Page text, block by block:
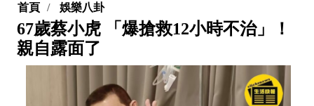
首頁 娛樂八卦
67歲蔡小虎 「爆搶救12小時不治」！
親自露面了